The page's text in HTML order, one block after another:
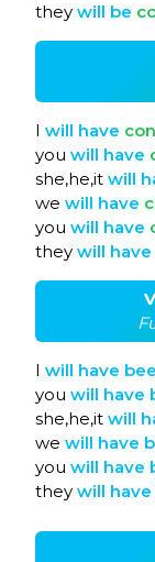
they will be
I will have
you will have
she,he,it will
we will have
you will have
they will have
I will have
you will have
she,he,it will
we will have
you will have
they will have